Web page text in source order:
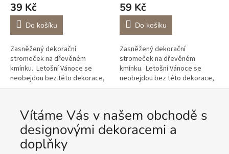
39 Kč
Do košíku
Zasněžený dekorační
stromeček na dřevěném
kmínku. Letošní Vánoce se
neobejdou bez této dekorace,
nejlépe vypadají ve skupince
výškách. Stromeček je v...
59 Kč
Do košíku
Zasněžený dekorační
stromeček na dřevěném
kmínku. Letošní Vánoce se
neobejdou bez této dekorace,
nejlépe vypadají ve skupince
výškách. Stromeček je v...
Vítáme Vás v našem obchodě s
designovými dekoracemi a
doplňky